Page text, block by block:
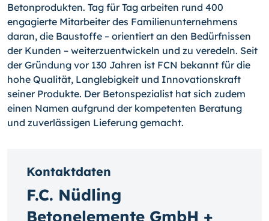
Betonprodukten. Tag für Tag arbeiten rund 400
engagierte Mitarbeiter des Familienunternehmens
daran, die Baustoffe – orientiert an den Bedürfnissen
der Kunden – weiterzuentwickeln und zu veredeln. Seit
der Gründung vor 130 Jahren ist FCN bekannt für die
hohe Qualität, Langlebigkeit und Innovationskraft
seiner Produkte. Der Betonspezialist hat sich zudem
einen Namen aufgrund der kompetenten Beratung
und zuverlässigen Lieferung gemacht.
Kontaktdaten
F.C. Nüdling
Betonelemente GmbH +